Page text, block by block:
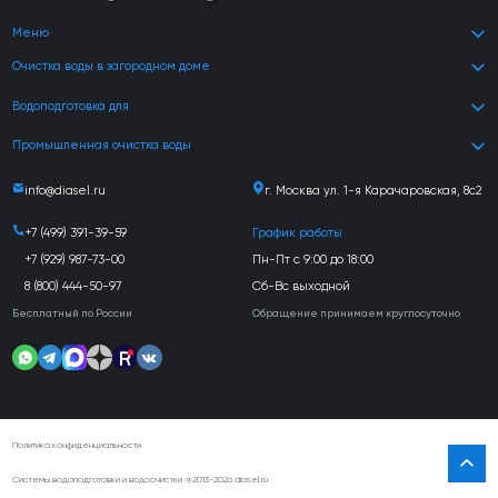
Меню
Очистка воды в загородном доме
Водоподготовка для
Промышленная очистка воды
info@diasel.ru г. Москва ул. 1-я Карачаровская, 8с2
+7 (499) 391-39-59
+7 (929) 987-73-00
8 (800) 444-50-97
Бесплатный по России
График работы
Пн-Пт с 9:00 до 18:00
Сб-Вс выходной
Обращение принимаем круглосуточно
Системы водоподготовки и водоочистки @2013-2026 diasel.ru
Политика конфиденциальности